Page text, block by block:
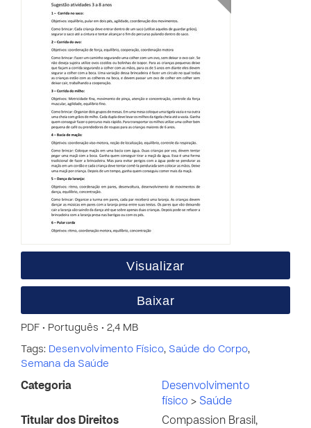
Visualizar
Baixar
PDF • Português • 2,4 MB
Tags: Desenvolvimento Físico, Saúde do Corpo,
Semana da Saúde
Categoria
Desenvolvimento
físico > Saúde
Titular dos Direitos
Compassion Brasil,